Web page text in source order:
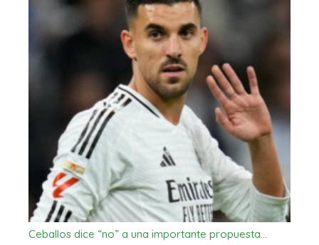
Ceballos dice “no” a una importante propuesta…